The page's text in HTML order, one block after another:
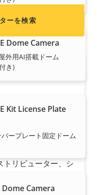
Dome Camera
外用AI搭載ドーム
き)
Kit License Plate
ープレート固定ドーム
Dome Camera
ーを検索
トリビューター、シ
業者のうちどれで
Axisのパートナー